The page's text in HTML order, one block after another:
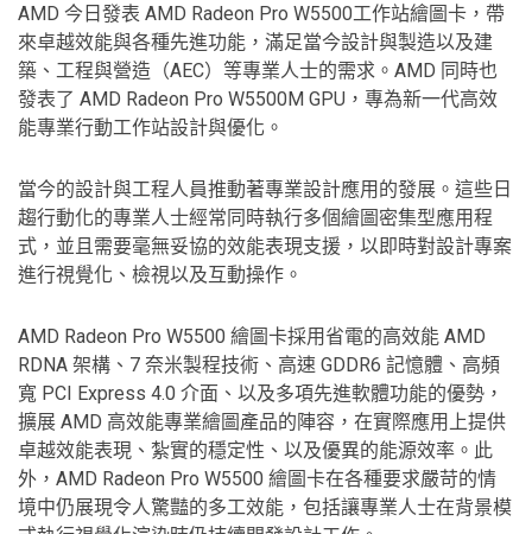
AMD 今日發表 AMD Radeon Pro W5500工作站繪圖卡，帶
來卓越效能與各種先進功能，滿足當今設計與製造以及建
築、工程與營造（AEC）等專業人士的需求。 AMD 同時也
發表了 AMD Radeon Pro W5500M GPU，專為新一代高效
能專業行動工作站設計與優化。
當今的設計與工程人員推動著專業設計應用的發展。這些日
趨行動化的專業人士經常同時執行多個繪圖密集型應用程
式，並且需要毫無妥協的效能表現支援，以即時對設計專案
進行視覺化、檢視以及互動操作。
AMD Radeon Pro W5500 繪圖卡採用省電的高效能 AMD
RDNA 架構、7 奈米製程技術、高速 GDDR6 記憶體、高頻
寬 PCI Express 4.0 介面、以及多項先進軟體功能的優勢，
擴展 AMD 高效能專業繪圖產品的陣容，在實際應用上提供
卓越效能表現、紮實的穩定性、以及優異的能源效率。此
外，AMD Radeon Pro W5500 繪圖卡在各種要求嚴苛的情
境中仍展現令人驚豔的多工效能，包括讓專業人士在背景模